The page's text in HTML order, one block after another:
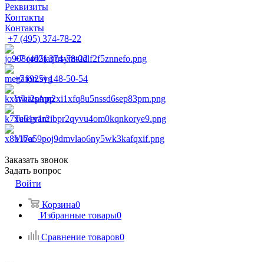
Реквизиты
Контакты
Контакты
+7 (495) 374-78-22
+7 (495) 374-78-22
+7 (925) 148-50-54
WhatsApp
Telegram
Viber
Заказать звонок
Задать вопрос
Войти
Корзина0
Избранные товары0
Сравнение товаров0